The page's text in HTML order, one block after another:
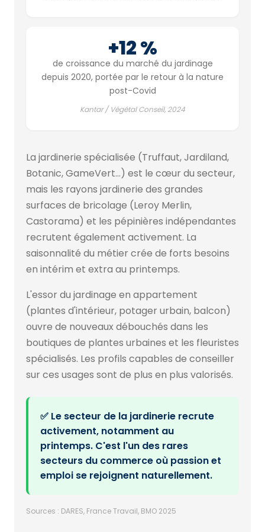
+12 %
de croissance du marché du jardinage
depuis 2020, portée par le retour à la nature
post-Covid
Kantar / Végétal Conseil, 2024
La jardinerie spécialisée (Truffaut, Jardiland,
Botanic, GameVert…) est le cœur du secteur,
mais les rayons jardinerie des grandes
surfaces de bricolage (Leroy Merlin,
Castorama) et les pépinières indépendantes
recrutent également activement. La
saisonnalité du métier crée de forts besoins
en intérim et extra au printemps.
L'essor du jardinage en appartement
(plantes d'intérieur, potager urbain, balcon)
ouvre de nouveaux débouchés dans les
boutiques de plantes urbaines et les fleuristes
spécialisés. Les profils capables de conseiller
sur ces usages sont de plus en plus valorisés.
✅ Le secteur de la jardinerie recrute
activement, notamment au
printemps. C'est l'un des rares
secteurs du commerce où passion et
emploi se rejoignent naturellement.
Sources : DARES, France Travail, BMO 2025